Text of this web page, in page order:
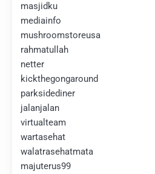
masjidku
mediainfo
mushroomstoreusa
rahmatullah
netter
kickthegongaround
parksidediner
jalanjalan
virtualteam
wartasehat
walatrasehatmata
majuterus99